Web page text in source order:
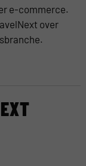
e-commerce.
over